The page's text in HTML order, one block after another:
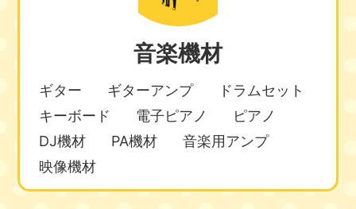
音楽機材
ギター ギターアンプ
ドラムセット
キーボード
電子ピアノ
ピアノ
DJ機材
PA機材
音楽用アンプ
映像機材